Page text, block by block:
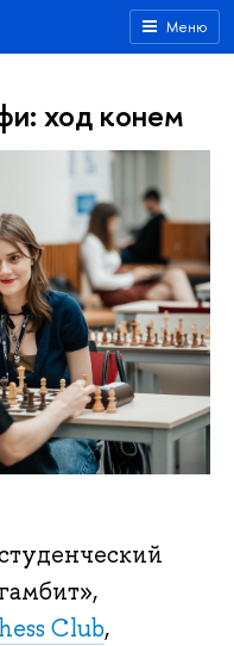
Меню
ход конем
Club,